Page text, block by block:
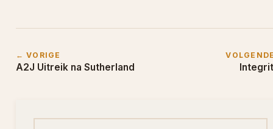
← VORIGE
A2J Uitreik na Sutherland